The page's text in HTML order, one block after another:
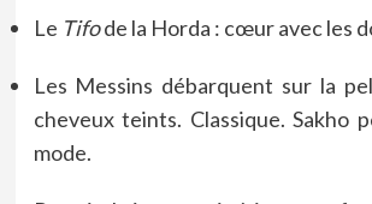
Le Tifode la Horda : cœur avec les
Les Messins débarquent sur la
cheveux teints. Classique. Sakho
mode.